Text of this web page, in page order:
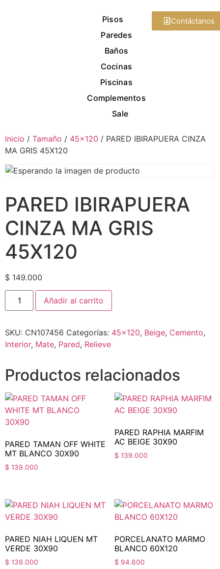
Pisos
Paredes
Baños
Cocinas
Piscinas
Complementos
Sale
Contáctanos
Inicio / Tamaño / 45x120 / PARED IBIRAPUERA CINZA
MA GRIS 45X120
PARED IBIRAPUERA
CINZA MA GRIS
45X120
$ 149.000
Añadir al carrito
SKU: CN107456 Categorías: 45x120, Beige, Cemento,
Interior, Mate, Pared, Relieve
Productos relacionados
PARED TAMAN OFF WHITE
MT BLANCO 30X90
$ 139.000
PARED RAPHIA MARFIM
AC BEIGE 30X90
$ 139.000
PARED NIAH LIQUEN MT
VERDE 30X90
$ 139.000
PORCELANATO MARMO
BLANCO 60X120
$ 94.600